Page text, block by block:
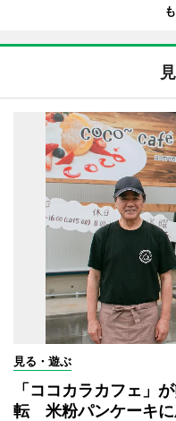
見る・遊ぶ
「ココカラカフェ」
転 米粉パンケーキに